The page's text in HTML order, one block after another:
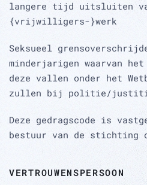
langere tijd uitsluiten
{vrijwilligers-}werk
Seksueel
minderjarigen waarvan
deze vallen onder het
zullen bij politie/justitie
Deze gedragscode is
bestuur van de stichting
VERTROUWENSPERSOON